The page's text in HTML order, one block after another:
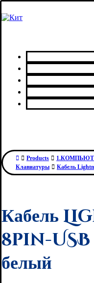
Products
Клавиатуры
Кабель
Кабель
8pin-
белый